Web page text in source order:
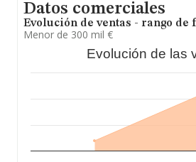
Datos comerciales
Evolución de ventas - rango de
Menor de 300 mil €
Evolución de las